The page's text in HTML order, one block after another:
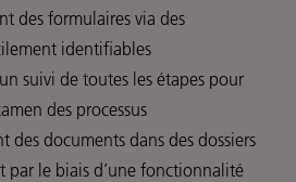
des formulaires via des
identifiables
suivi de toutes les étapes pour
des processus
des documents dans des dossiers
par le biais d’une fonctionnalité